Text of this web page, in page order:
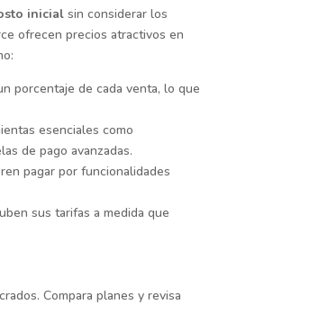
inicial sin considerar los
ofrecen precios atractivos en
porcentaje de cada venta, lo que
esenciales como
de pago avanzadas.
pagar por funcionalidades
sus tarifas a medida que
Compara planes y revisa